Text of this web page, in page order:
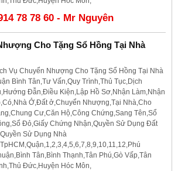
78 78 60 - Mr Nguyên
Cho Tặng Sổ Hồng Tại Nhà
Vụ Chuyển Nhượng Cho Tặng Sổ Hồng Tại Nhà
Bình Tân,Tư Vấn,Quy Trình,Thủ Tục,Dịch
Đẫn,Điều Kiện,Lập Hồ Sơ,Nhận Làm,Nhận
Ở,Đất ở,Chuyển Nhượng,Tại Nhà,Cho
Cư,Căn Hộ,Công Chứng,Sang Tên,Sổ
Đỏ,Giấy Chứng Nhận,Quyền Sử Dụng Đất
Sử Dụng Nhà
Tân,Bình Thạnh,Tân Phú,Gò Vấp,Tân
Đức,Huyện Hóc Môn,